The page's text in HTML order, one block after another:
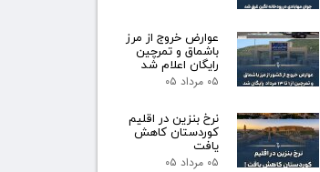
عوارض خروج از مرز
باشماق و تمرچین
رایگان اعلام شد
۰۵ مرداد ۰۵
نرخ بنزین در اقلیم
کوردستان کاهش
یافت
۰۵ مرداد ۰۵